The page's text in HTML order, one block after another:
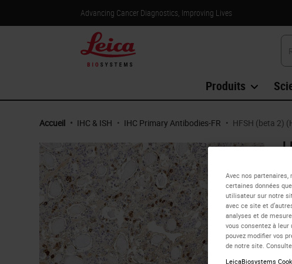
Advancing Cancer Diagnostics, Improving Lives
Produits
Accueil • IHC & ISH • IHC Primary Antibodies-FR • HFSH (beta 2)
Avec nos
certaines données
utilisateur sur notre
avec ce site et
analyses et de
vous consentez à
pouvez modifier vos
de notre site.
LeicaBiosystems